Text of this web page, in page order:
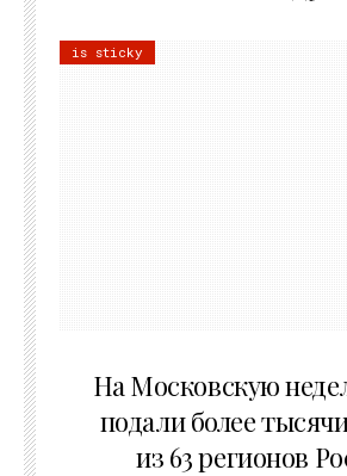
is sticky
На Московскую
подали более
из 63 регионов